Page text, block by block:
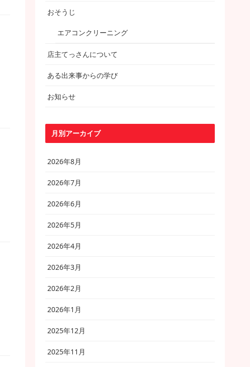
おそうじ
エアコンクリーニング
店主てっさんについて
ある出来事からの学び
お知らせ
月別アーカイブ
2026年8月
2026年7月
2026年6月
2026年5月
2026年4月
2026年3月
2026年2月
2026年1月
2025年12月
2025年11月